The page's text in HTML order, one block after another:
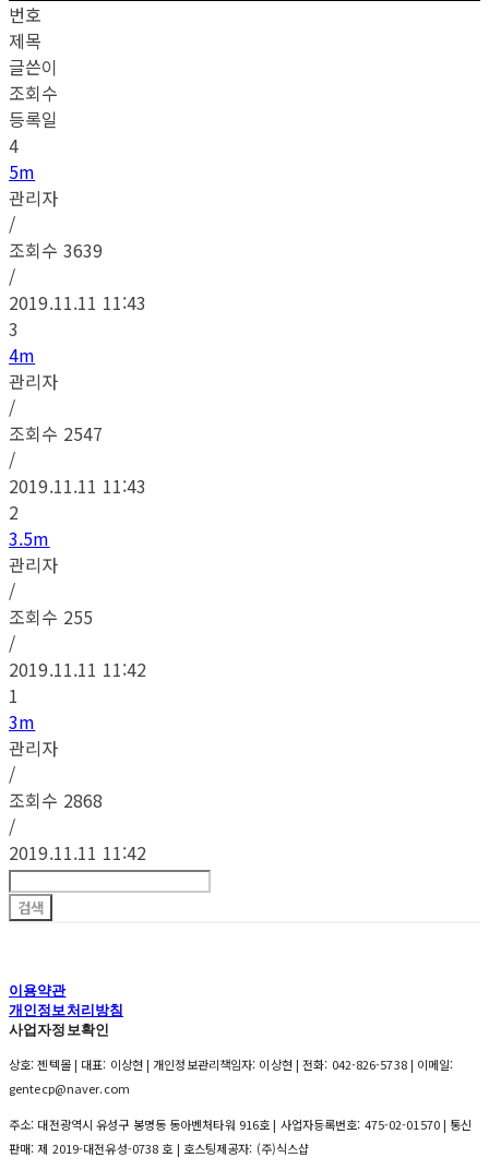
번호
제목
글쓴이
조회수
등록일
4
5m
관리자
/
조회수 3639
/
2019.11.11 11:43
3
4m
관리자
/
조회수 2547
/
2019.11.11 11:43
2
3.5m
관리자
/
조회수 255
/
2019.11.11 11:42
1
3m
관리자
/
조회수 2868
/
2019.11.11 11:42
검색
이용약관
개인정보처리방침
사업자정보확인
상호: 젠텍몰 | 대표: 이상현 | 개인정보관리책임자: 이상현 | 전화: 042-826-5738 | 이메일:
gentecp@naver.com
주소: 대전광역시 유성구 봉명동 동아벤처타워 916호 | 사업자등록번호: 475-02-01570| 통신
판매:제 2019-대전유성-0738 호 | 호스팅제공자: (주)식스샵